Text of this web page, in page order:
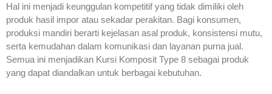
Hal ini menjadi keunggulan kompetitif yang tidak dimiliki oleh
produk hasil impor atau sekadar perakitan. Bagi konsumen,
produksi mandiri berarti kejelasan asal produk, konsistensi mutu,
serta kemudahan dalam komunikasi dan layanan purna jual.
Semua ini menjadikan Kursi Komposit Type 8 sebagai produk
yang dapat diandalkan untuk berbagai kebutuhan.